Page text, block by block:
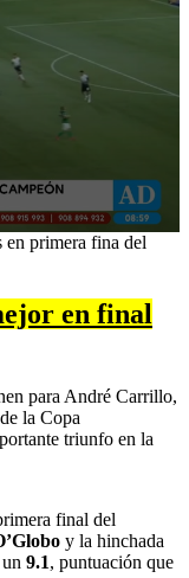
en primera fina del
en final
para André Carrillo,
la Copa
triunfo en la
final del
y la hinchada
9.1, puntuación que